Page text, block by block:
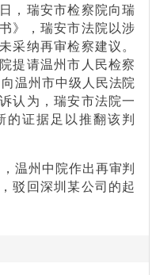
，瑞安市检察院向瑞
》，瑞安市法院以涉
采纳再审检察建议。
提请温州市人民检察
温州市中级人民法院
认为，瑞安市法院一
的证据足以推翻该判
温州中院作出再审判
驳回深圳某公司的起